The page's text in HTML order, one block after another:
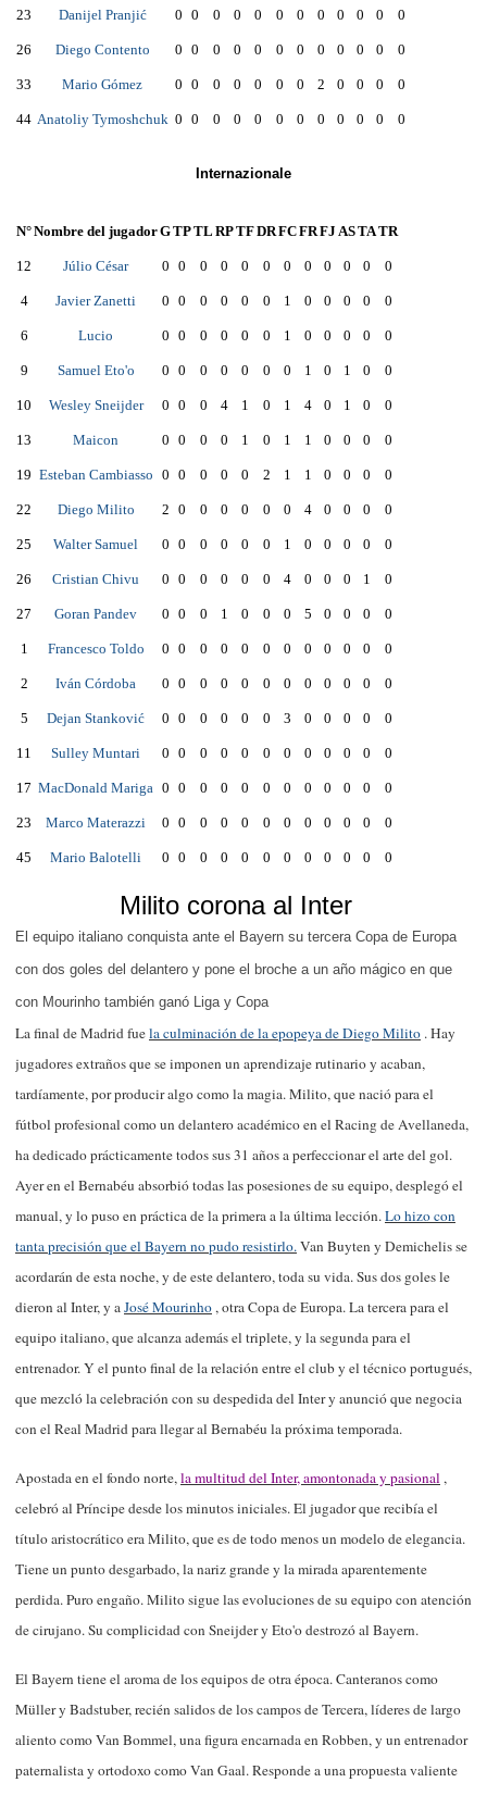
23 Danijel Pranjić 0 0 0 0 0 0 0 0 0 0 0 0
26 Diego Contento 0 0 0 0 0 0 0 0 0 0 0 0
33 Mario Gómez 0 0 0 0 0 0 0 2 0 0 0 0
44 Anatoliy Tymoshchuk 0 0 0 0 0 0 0 0 0 0 0 0
Internazionale
N°Nombre del jugadorGTPTL RPTFDRFCFRFJ ASTATR
12 Júlio César 0 0 0 0 0 0 0 0 0 0 0 0
4 Javier Zanetti 0 0 0 0 0 0 1 0 0 0 0 0
6 Lucio 0 0 0 0 0 0 1 0 0 0 0 0
9 Samuel Eto'o 0 0 0 0 0 0 0 1 0 1 0 0
10 Wesley Sneijder 0 0 0 4 1 0 1 4 0 1 0 0
13 Maicon 0 0 0 0 1 0 1 1 0 0 0 0
19 Esteban Cambiasso 0 0 0 0 0 2 1 1 0 0 0 0
22 Diego Milito 2 0 0 0 0 0 0 4 0 0 0 0
25 Walter Samuel 0 0 0 0 0 0 1 0 0 0 0 0
26 Cristian Chivu 0 0 0 0 0 0 4 0 0 0 1 0
27 Goran Pandev 0 0 0 1 0 0 0 5 0 0 0 0
1 Francesco Toldo 0 0 0 0 0 0 0 0 0 0 0 0
2 Iván Córdoba 0 0 0 0 0 0 0 0 0 0 0 0
5 Dejan Stanković 0 0 0 0 0 0 3 0 0 0 0 0
11 Sulley Muntari 0 0 0 0 0 0 0 0 0 0 0 0
17 MacDonald Mariga 0 0 0 0 0 0 0 0 0 0 0 0
23 Marco Materazzi 0 0 0 0 0 0 0 0 0 0 0 0
45 Mario Balotelli 0 0 0 0 0 0 0 0 0 0 0 0
Milito corona al Inter
El equipo italiano conquista ante el Bayern su tercera Copa de Europa
con dos goles del delantero y pone el broche a un año mágico en que
con Mourinho también ganó Liga y Copa
La final de Madrid fuela culminación de la epopeya de Diego Milito . Hay
jugadores extraños que se imponen un aprendizaje rutinario y acaban,
tardíamente, por producir algo como la magia. Milito, que nació para el
fútbol profesional como un delantero académico en el Racing de Avellaneda,
ha dedicado prácticamente todos sus 31 años a perfeccionar el arte del gol.
Ayer en el Bernabéu absorbió todas las posesiones de su equipo, desplegó el
manual, y lo puso en práctica de la primera a la última lección.Lo hizo con
tanta precisión que el Bayern no pudo resistirlo.Van Buyten y Demichelis se
acordarán de esta noche, y de este delantero, toda su vida. Sus dos goles le
dieron al Inter, y aJosé Mourinho, otra Copa de Europa. La tercera para el
equipo italiano, que alcanza además el triplete, y la segunda para el
entrenador. Y el punto final de la relación entre el club y el técnico portugués,
que mezcló la celebración con su despedida del Inter y anunció que negocia
con el Real Madrid para llegar al Bernabéu la próxima temporada.
Apostada en el fondo norte,la multitud del Inter, amontonada y pasional,
celebró al Príncipe desde los minutos iniciales. El jugador que recibía el
título aristocrático era Milito, que es de todo menos un modelo de elegancia.
Tiene un punto desgarbado, la nariz grande y la mirada aparentemente
perdida. Puro engaño. Milito sigue las evoluciones de su equipo con atención
de cirujano. Su complicidad con Sneijder y Eto'o destrozó al Bayern.
El Bayern tiene el aroma de los equipos de otra época. Canteranos como
Müller y Badstuber, recién salidos de los campos de Tercera, líderes de largo
aliento como Van Bommel, una figura encarnada en Robben, y un entrenador
paternalista y ortodoxo como Van Gaal. Responde a una propuesta valiente